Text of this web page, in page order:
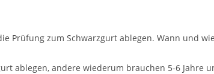
Prüfung zum Schwarzgurt ablegen. Wann und
ablegen, andere wiederum brauchen 5-6